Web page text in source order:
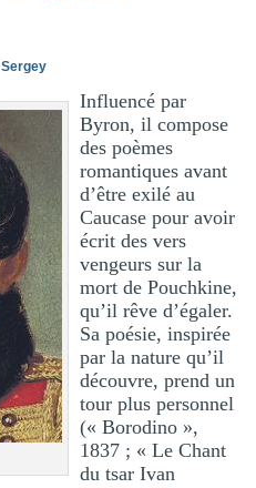
Sergey
Influencé par
Byron, il compose
des poèmes
romantiques avant
d’être exilé au
Caucase pour avoir
écrit des vers
vengeurs sur la
mort de Pouchkine,
qu’il rêve d’égaler.
Sa poésie, inspirée
par la nature qu’il
découvre, prend un
tour plus personnel
(« Borodino »,
1837 ; « Le Chant
du tsar Ivan